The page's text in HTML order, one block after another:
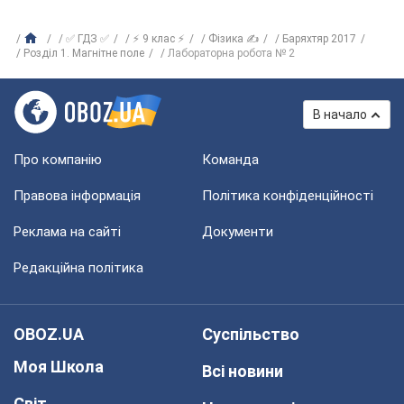
✅ ГДЗ ✅ ⚡ 9 клас ⚡ Фізика ✍
Баряхтяр 2017
Розділ 1. Магнітне поле
Лабораторна робота № 2
В начало
Про компанію Команда
Правова інформація Політика конфіденційності
Реклама на сайті Документи
Редакційна політика
OBOZ.UA
Моя Школа
Суспільство
Всі новини